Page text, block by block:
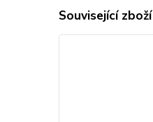
Související zboží